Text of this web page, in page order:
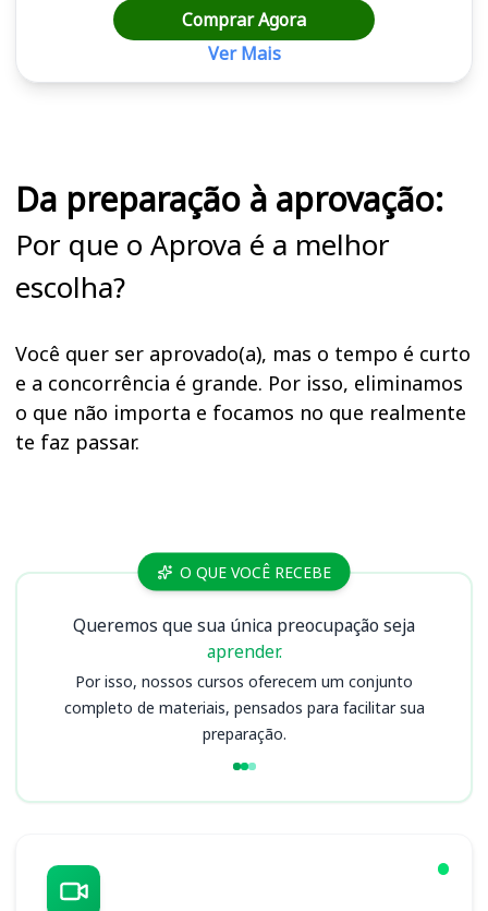
Comprar Agora
Ver Mais
Da preparação à aprovação:
Por que o Aprova é a melhor
escolha?
Você quer ser aprovado(a), mas o tempo é curto
e a concorrência é grande. Por isso, eliminamos
o que não importa e focamos no que realmente
te faz passar.
Cursos O QUE VOCÊ RECEBE
Queremos que sua única preocupação seja
aprender.
Por isso, nossos cursos oferecem um conjunto
completo de materiais, pensados para facilitar sua
preparação.